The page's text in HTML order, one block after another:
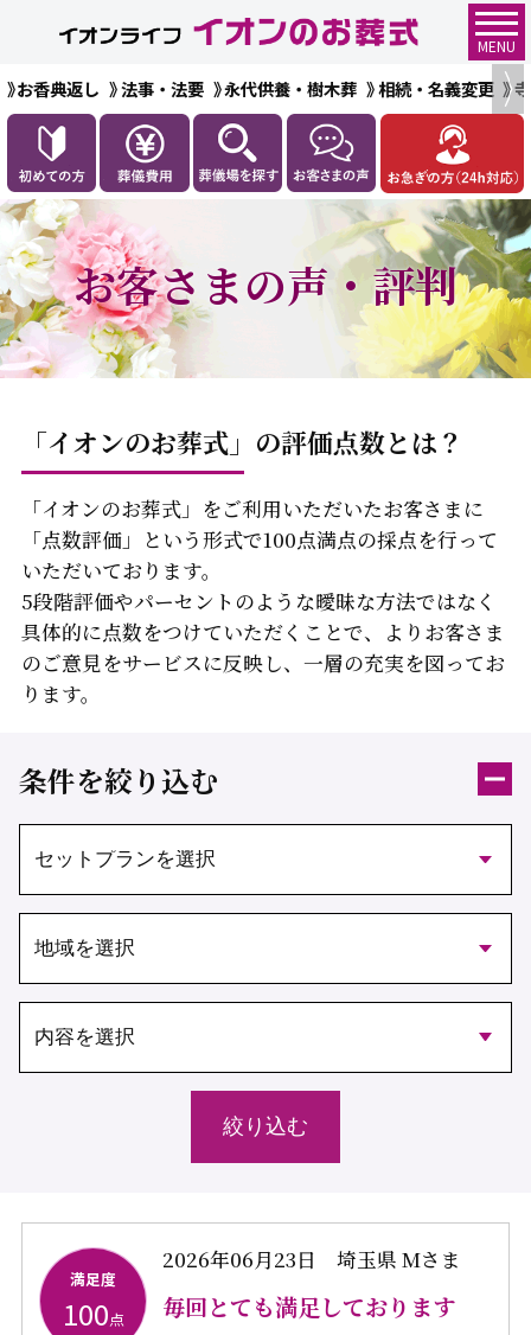
MENU
お香典返し 法事・法要 永代供養・樹木葬 相続・名義変更
お客さまの声・評判
「イオンのお葬式」の評価点数とは？
「イオンのお葬式」をご利用いただいたお客さまに
「点数評価」という形式で100点満点の採点を行って
いただいております。
5段階評価やパーセントのような曖昧な方法ではなく
具体的に点数をつけていただくことで、よりお客さま
のご意見をサービスに反映し、 一層の充実を図ってお
ります。
条件を絞り込む
満足度
100点
2026年06月23日 埼玉県 Mさま
毎回とても満足しております